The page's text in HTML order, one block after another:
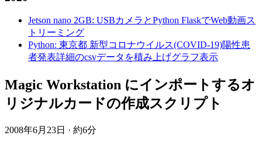
Jetson nano 2GB: USBカメラとPython FlaskでWeb動画ス
トリーミング
Python: 東京都 新型コロナウイルス(COVID-19)陽性患
者発表詳細のcsvデータを積み上げグラフ表示
Magic Workstation にインポートするオ
リジナルカードの作成スクリプト
2008年6月23日 · 約6分